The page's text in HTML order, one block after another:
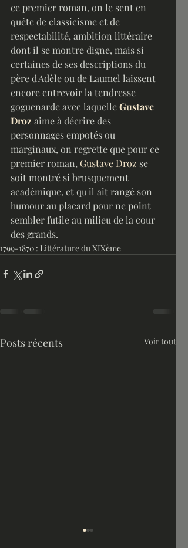
ce premier roman, on le sent en
quête de classicisme et de
respectabilité, ambition littéraire
dont il se montre digne, mais si
certaines de ses descriptions du
père d'Adèle ou de Laumel laissent
encore entrevoir la tendresse
goguenarde avec laquelle Gustave
Droz aime à décrire des
personnages empotés ou
marginaux, on regrette que pour ce
premier roman, Gustave Droz se
soit montré si brusquement
académique, et qu'il ait rangé son
humour au placard pour ne point
sembler futile au milieu de la cour
des grands.
1799-1870 : Littérature du XIXème
Posts récents Voir tout